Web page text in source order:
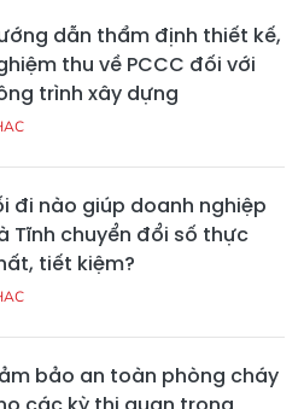
dẫn thẩm định thiết kế,
thu về PCCC đối với
trình xây dựng
đi nào giúp doanh nghiệp
Tĩnh chuyển đổi số thực
tiết kiệm?
bảo an toàn phòng cháy